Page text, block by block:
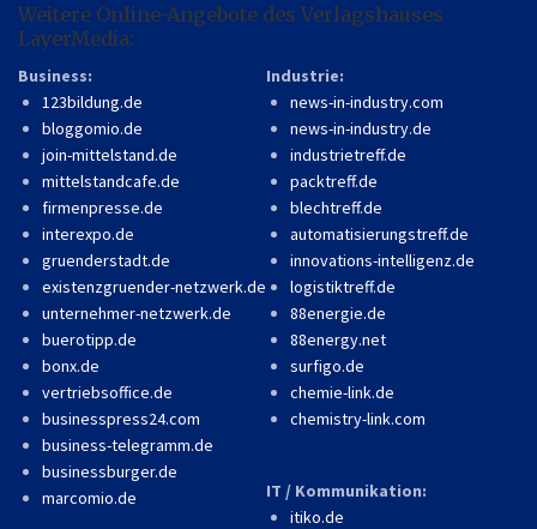
Weitere Online-Angebote des Verlagshauses
LayerMedia:
Business:
123bildung.de
bloggomio.de
join-mittelstand.de
mittelstandcafe.de
firmenpresse.de
interexpo.de
gruenderstadt.de
existenzgruender-netzwerk.de
unternehmer-netzwerk.de
buerotipp.de
bonx.de
vertriebsoffice.de
businesspress24.com
business-telegramm.de
businessburger.de
marcomio.de
Industrie:
news-in-industry.com
news-in-industry.de
industrietreff.de
packtreff.de
blechtreff.de
automatisierungstreff.de
innovations-intelligenz.de
logistiktreff.de
88energie.de
88energy.net
surfigo.de
chemie-link.de
chemistry-link.com
IT / Kommunikation:
itiko.de